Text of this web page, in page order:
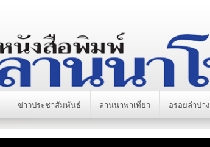
ข่าวประชาสัมพันธ์ ลานนาพาเที่ยว อร่อยลำปาง